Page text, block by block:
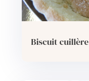
Biscuit cuillère